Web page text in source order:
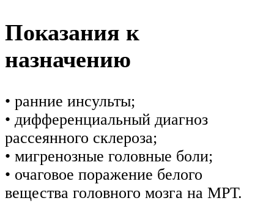
Показания к
назначению
• ранние инсульты;
• дифференциальный диагноз
рассеянного склероза;
• мигренозные головные боли;
• очаговое поражение белого
вещества головного мозга на МРТ.